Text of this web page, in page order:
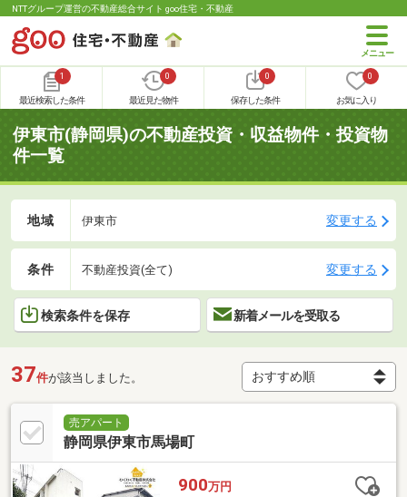
NTTグループ運営の不動産総合サイト goo住宅・不動産
1
最近検索した条件
0
最近見た物件
0
保存した条件
0
お気に入り
伊東市(静岡県)の不動産投資・収益物件・投資物
件一覧
地域 伊東市 変更する
条件 不動産投資(全て) 変更する
検索条件を保存 新着メールを受取る
37件が該当しました。
売アパート
静岡県伊東市馬場町
900万円